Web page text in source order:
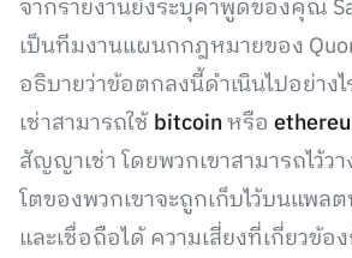
จากรายงานยังระบุคำพูดของคุณ
เป็นทีมงานแผนกกฎหมายของ
อธิบายว่าข้อตกลงนี้ดำเนินไปอย่างไ
เช่าสามารถใช้bitcoinหรือ
สัญญาเช่า โดยพวกเขาสามารถไว้วา
โตของพวกเขาจะถูกเก็บไว้บนแพ
และเชื่อถือได้ ความเสี่ยงที่เกี่ยวข้